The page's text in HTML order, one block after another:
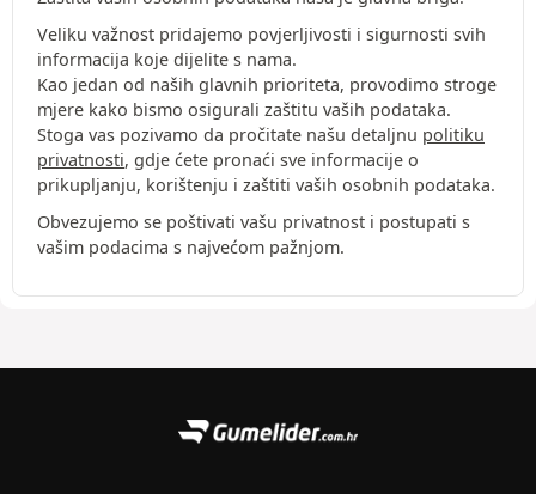
Veliku važnost pridajemo povjerljivosti i sigurnosti svih
informacija koje dijelite s nama.
Kao jedan od naših glavnih prioriteta, provodimo stroge
mjere kako bismo osigurali zaštitu vaših podataka.
Stoga vas pozivamo da pročitate našu detaljnu politiku
privatnosti, gdje ćete pronaći sve informacije o
prikupljanju, korištenju i zaštiti vaših osobnih podataka.
Obvezujemo se poštivati vašu privatnost i postupati s
vašim podacima s najvećom pažnjom.